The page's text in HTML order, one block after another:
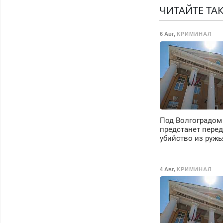
ЧИТАЙТЕ
6 Авг, КРИМИНАЛ
Под
предстанет
убийство из
4 Авг, КРИМИНАЛ